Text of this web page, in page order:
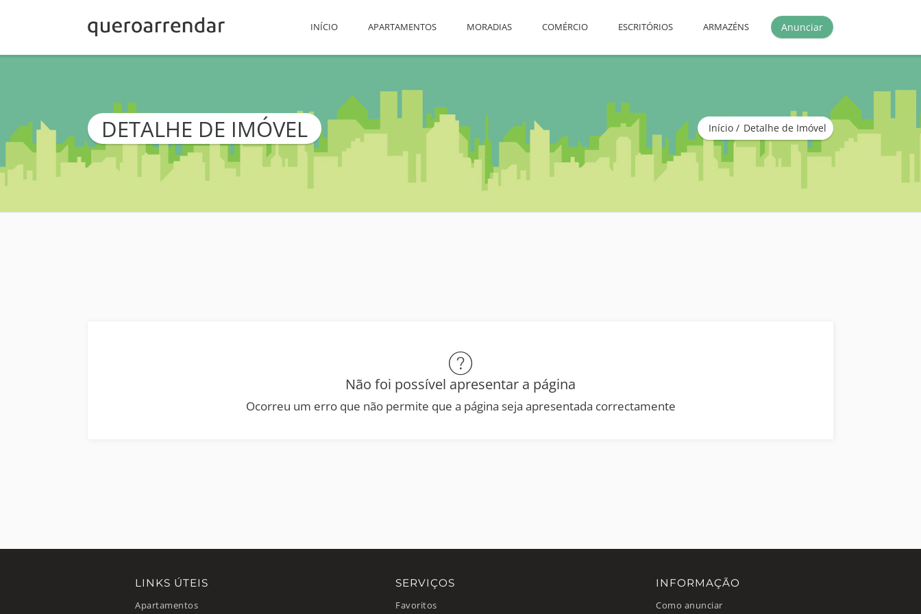
Anunciar
INÍCIO APARTAMENTOS MORADIAS COMÉRCIO ESCRITÓRIOS ARMAZÉNS
DETALHE DE IMÓVEL Início Detalhe de Imóvel
Não foi possível apresentar a página
Ocorreu um erro que não permite que a página seja apresentada correctamente
LINKS ÚTEIS
Apartamentos
SERVIÇOS
Favoritos
INFORMAÇÃO
Como anunciar